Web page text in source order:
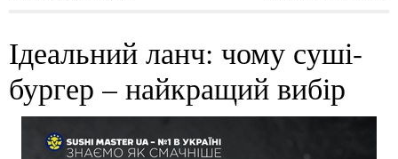
Ідеальний ланч: чому суші-
бургер – найкращий вибір